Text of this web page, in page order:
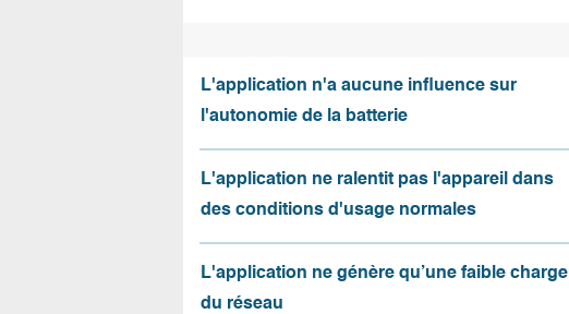
L'application n'a aucune influence sur
l'autonomie de la batterie
L'application ne ralentit pas l'appareil dans
des conditions d'usage normales
L'application ne génère qu’une faible charge
du réseau